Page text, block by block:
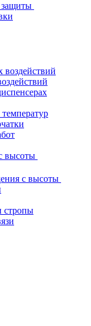
защиты
воздействий
высоты
с высоты
стропы